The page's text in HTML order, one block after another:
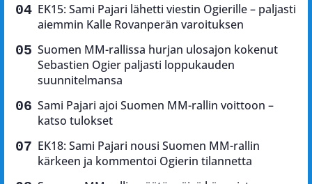
EK15: Sami Pajari lähetti viestin Ogierille – paljasti
aiemmin Kalle Rovanperän varoituksen
Suomen MM-rallissa hurjan ulosajon kokenut
Sebastien Ogier paljasti loppukauden
suunnitelmansa
Sami Pajari ajoi Suomen MM-rallin voittoon –
katso tulokset
EK18: Sami Pajari nousi Suomen MM-rallin
kärkeen ja kommentoi Ogierin tilannetta